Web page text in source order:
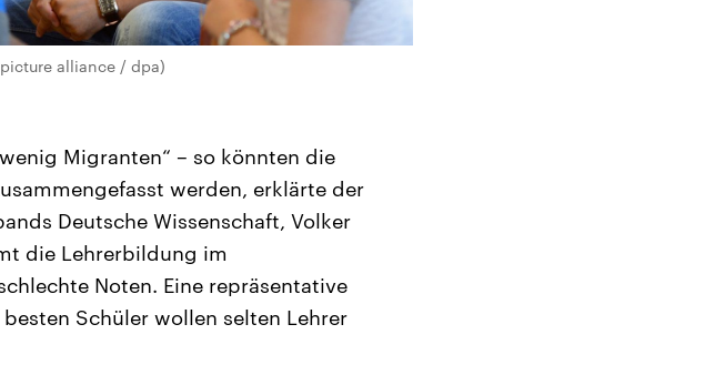
alliance / dpa)
Migranten“ – so könnten die
werden, erklärte der
Deutsche Wissenschaft, Volker
die Lehrerbildung im
Noten. Eine repräsentative
Schüler wollen selten Lehrer